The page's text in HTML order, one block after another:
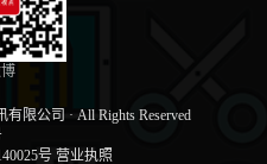
有限公司 · All Rights Reserved
号 营业执照